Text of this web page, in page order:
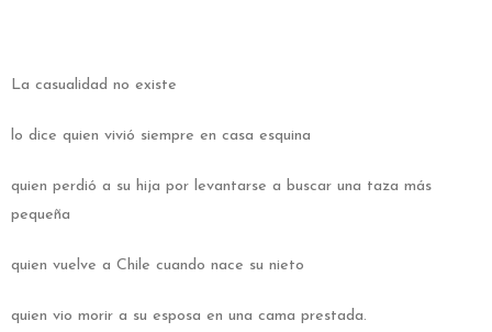
La casualidad no existe
lo dice quien vivió siempre en casa esquina
quien perdió a su hija por levantarse a buscar una taza más
pequeña
quien vuelve a Chile cuando nace su nieto
quien vio morir a su esposa en una cama prestada.